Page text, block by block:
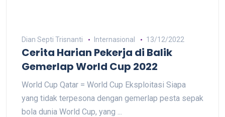
Dian Septi Trisnanti Internasional 13/12/2022
Cerita Harian Pekerja di Balik
Gemerlap World Cup 2022
World Cup Qatar = World Cup Eksploitasi Siapa
yang tidak terpesona dengan gemerlap pesta sepak
bola dunia World Cup, yang ...